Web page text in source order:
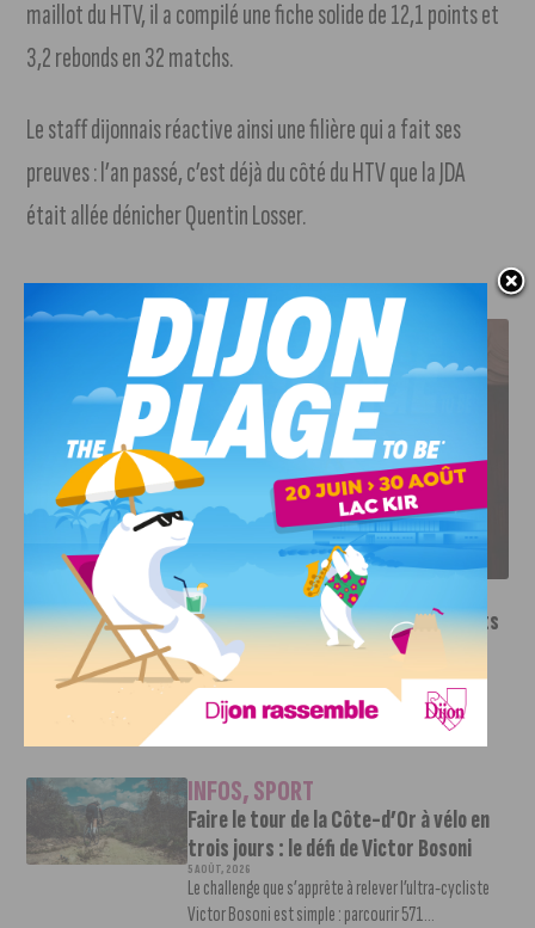
maillot du HTV, il a compilé une fiche solide de 12,1 points et
3,2 rebonds en 32 matchs.
Le staff dijonnais réactive ainsi une filière qui a fait ses
preuves : l’an passé, c’est déjà du côté du HTV que la JDA
était allée dénicher Quentin Losser.
J'AIME LE DFCO
LE DFCO DÉVOILE SES NOUVEAUX MAILLOTS POUR LA
SAISON 2026-2027
INFOS SPORT
Le DFCO dévoile ses nouveaux maillots
pour la saison 2026-2027
6 AOÛT, 2026
Le club dijonnais a présenté ses nouveaux maillots
pour son retour en Ligue 2....
INFOS,SPORT
Faire le tour de la Côte-d’Or à vélo en
trois jours : le défi de Victor Bosoni
5 AOÛT, 2026
Le challenge que s’apprête à relever l’ultra-cycliste
Victor Bosoni est simple : parcourir 571...